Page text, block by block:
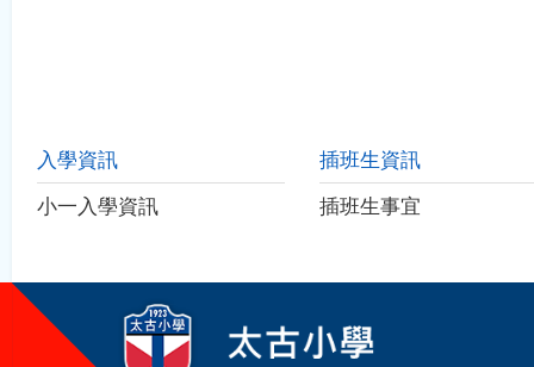
入學資訊
小一入學資訊
插班生資訊
插班生事宜